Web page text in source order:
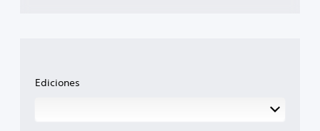
Ediciones